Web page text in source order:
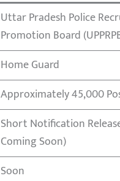
Uttar Pradesh Police
Promotion Board
Home Guard
Approximately 45,000
Short Notification
Coming Soon)
Soon